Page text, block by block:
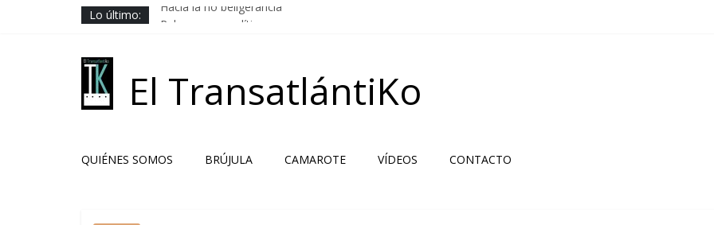
Lo último:
Hacia la no beligerancia
Solución libanesa
El TransatlántiKo
QUIÉNES SOMOS BRÚJULA CAMAROTE VÍDEOS CONTACTO